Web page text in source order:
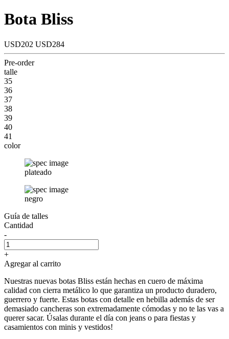
Bota Bliss
USD202 USD284
Pre-order
talle
35
36
37
38
39
40
41
color
plateado
negro
Guía de talles
Cantidad
-
+
Agregar al carrito
Nuestras nuevas botas Bliss están hechas en cuero de máxima
calidad con cierra metálico lo que garantiza un producto duradero,
guerrero y fuerte. Estas botas con detalle en hebilla además de ser
demasiado cancheras son extremadamente cómodas y no te las vas a
querer sacar. Úsalas durante el día con jeans o para fiestas y
casamientos con minis y vestidos!